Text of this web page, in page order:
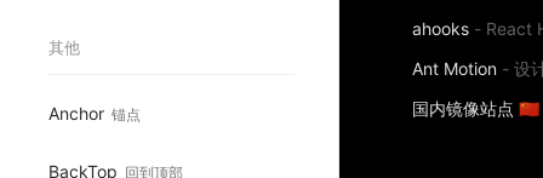
其他
Anchor 锚点
BackTop 回到顶部
ahooks - React
Ant Motion - 设
国内镜像站点 🇨🇳